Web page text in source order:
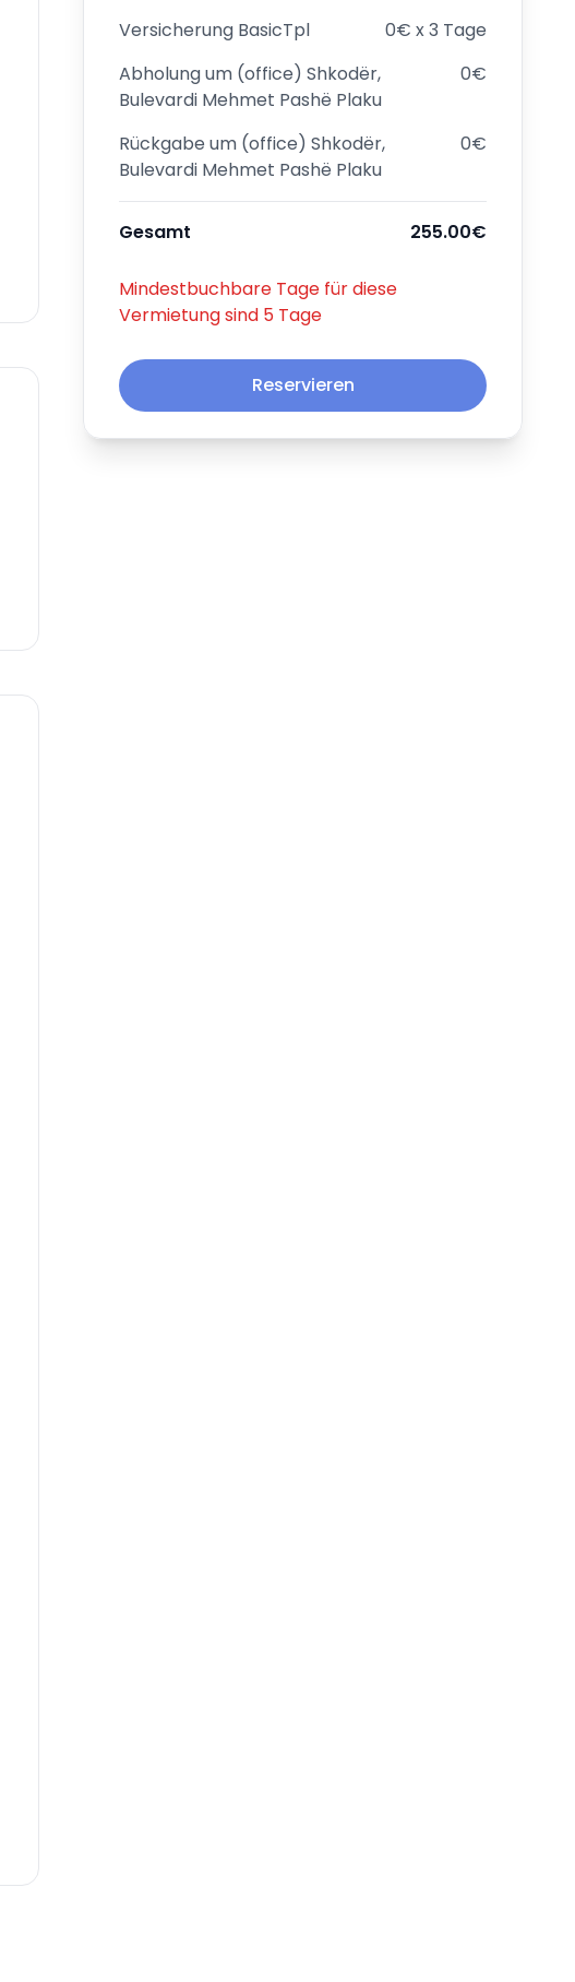
Versicherung BasicTpl
0€ x 3 Tage
Abholung um (office) Shkodër,
Bulevardi Mehmet Pashë Plaku
0€
Rückgabe um (office) Shkodër,
Bulevardi Mehmet Pashë Plaku
0€
Gesamt 255.00€
Mindestbuchbare Tage für diese
Vermietung sind 5 Tage
Reservieren